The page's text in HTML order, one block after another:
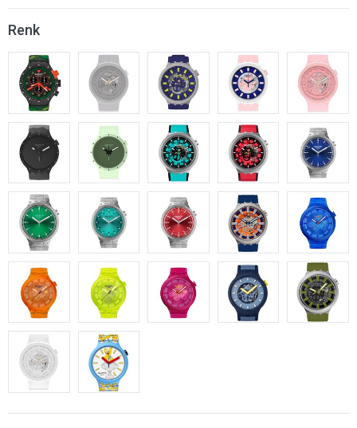
Renk